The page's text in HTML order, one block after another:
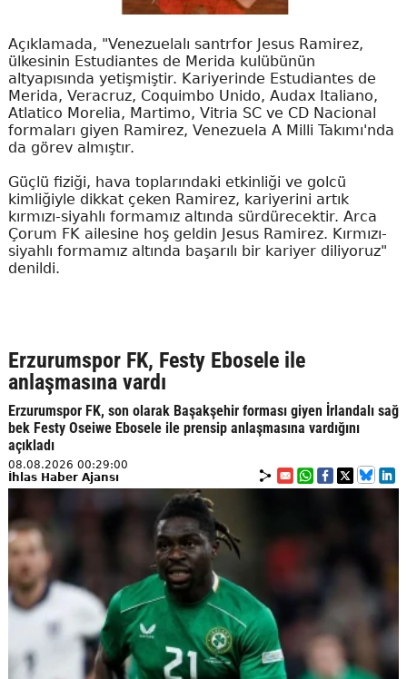
Açıklamada, "Venezuelalı santrfor Jesus Ramirez,
ülkesinin Estudiantes de Merida kulübünün
altyapısında yetişmiştir. Kariyerinde Estudiantes de
Merida, Veracruz, Coquimbo Unido, Audax Italiano,
Atlatico Morelia, Martimo, Vitria SC ve CD Nacional
formaları giyen Ramirez, Venezuela A Milli Takımı'nda
da görev almıştır.
Güçlü fiziği, hava toplarındaki etkinliği ve golcü
kimliğiyle dikkat çeken Ramirez, kariyerini artık
kırmızı-siyahlı formamız altında sürdürecektir. Arca
Çorum FK ailesine hoş geldin Jesus Ramirez. Kırmızı-
siyahlı formamız altında başarılı bir kariyer diliyoruz"
denildi.
Erzurumspor FK, Festy Ebosele ile
anlaşmasına vardı
Erzurumspor FK, son olarak Başakşehir forması giyen İrlandalı sağ
bek Festy Oseiwe Ebosele ile prensip anlaşmasına vardığını
açıkladı
08.08.2026 00:29:00
İhlas Haber Ajansı